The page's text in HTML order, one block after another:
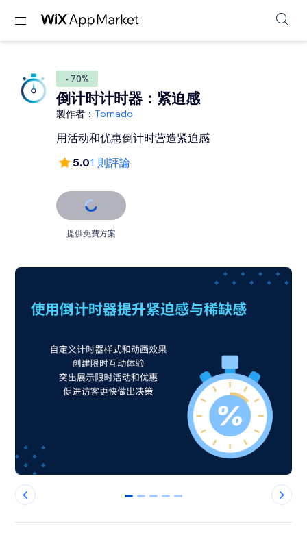
- 70%
倒计时计时器：紧迫感
製作者：Tornado
用活动和优惠倒计时营造紧迫感
5.01 則評論
提供免費方案
0 1 2 3 4